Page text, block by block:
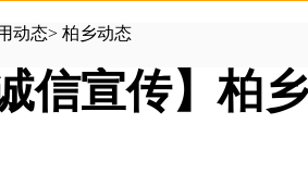
动态> 柏乡动态
诚信宣传】柏